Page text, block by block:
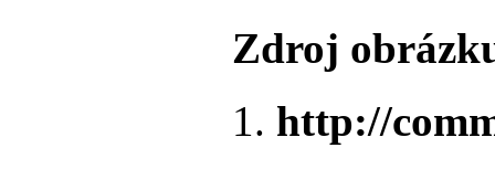
Zdroj
http://